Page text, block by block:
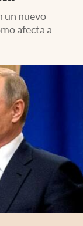
un nuevo
afecta a